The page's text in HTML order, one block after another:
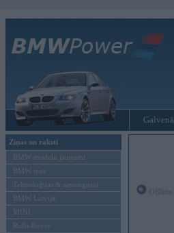
Galvenā
Ziņas un raksti
BMW modeļu jaunumi
BMW testi
Tehnoloģijas & sasniegumi
BMW Latvijā
MINI
Rolls-Royce